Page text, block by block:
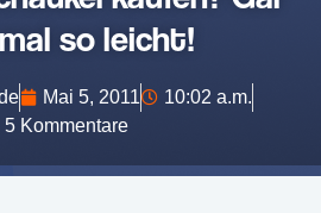
so leicht!
Mai 5, 2011
10:02 a.m.
5 Kommentare